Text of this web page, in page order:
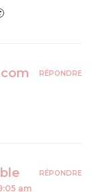
RÉPONDRE
am
RÉPONDRE